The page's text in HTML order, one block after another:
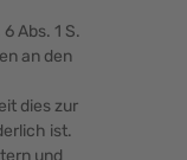
Abs. 1 S.
an den
dies zur
ist.